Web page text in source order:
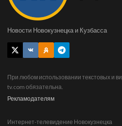
Новости Новокузнецка и Кузбасса
При любом использовании текстовых и
tv.com обязательна.
Рекламодателям
Интернет-телевидение Новокузнецка